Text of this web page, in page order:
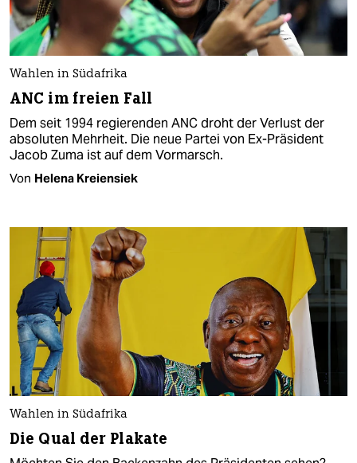
Wahlen in Südafrika
ANC im freien Fall
Dem seit 1994 regierenden ANC droht der Verlust der
absoluten Mehrheit. Die neue Partei von Ex-Präsident
Jacob Zuma ist auf dem Vormarsch.
Von Helena Kreiensiek
Wahlen in Südafrika
Die Qual der Plakate